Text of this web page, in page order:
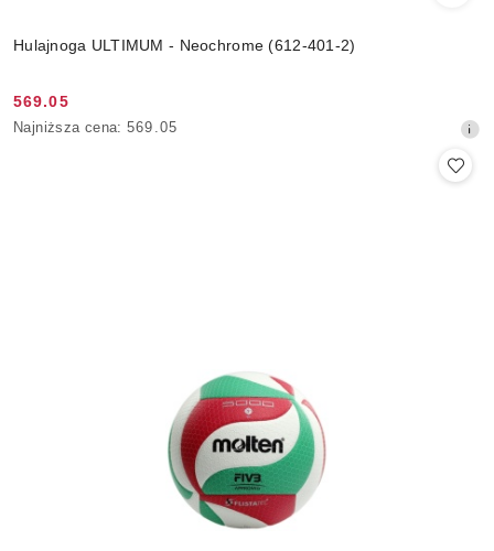
Hulajnoga ULTIMUM - Neochrome (612-401-2)
Cena
promocyjna:
569.05
Najniższa
Najniższa cena: 569.05